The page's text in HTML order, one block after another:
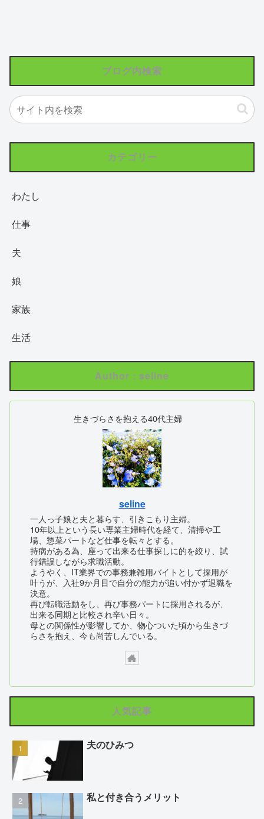
ブログ内検索
カテゴリー
わたし
仕事
夫
娘
家族
生活
Author : seline
生きづらさを抱える40代主婦
seline
一人っ子娘と夫と暮らす、引きこもり主婦。
10年以上という長い専業主婦時代を経て、清掃や工
場、惣菜パートなど仕事を転々とする。
持病がある為、座って出来る仕事探しに的を絞り、試
行錯誤しながら求職活動。
ようやく、IT業界での事務兼雑用バイトとして採用が
叶うが、入社9か月目で自分の能力が追い付かず退職を
決意。
再び転職活動をし、再び事務パートに採用されるが、
出来る同期と比較され辛い日々。
母との関係性が影響してか、物心ついた頃から生きづ
らさを抱え、今も尚苦しんでいる。
人気記事
夫のひみつ
私と付き合うメリット